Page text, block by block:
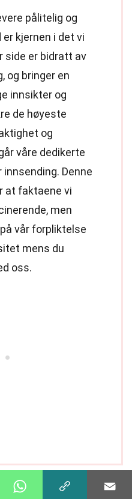
pålitelig og
kjernen i det vi
side er bidratt av
og bringer en
innsikter og
de høyeste
og
våre dedikerte
innsending. Denne
at faktaene vi
men
vår forpliktelse
mens du
oss.